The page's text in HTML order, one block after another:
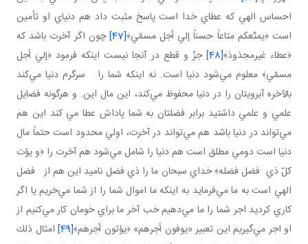
احساس الهي كه عطاي خدا است پاسخ مثبت داد هم دنياي او تأمين
است ﴿يمتّعكم متاعاً حسناً إلي أجل مسمّي﴾[47]
چون اگر آخرت باشد كه
﴿عطاء غيرمجذوذ﴾[48]
جزّ و قطع در آنجا نيست اينكه فرمود ﴿إلي أجل
مسمّي﴾ معلوم مي‌شود دنيا است. نه اينكه شما را سرگرم دنيا مي‌كند
بالآخره آبرويتان را در دنيا محفوظ مي‌كند، اين مال اين. و هرگونه فضايل
علمي و علمي داشتيد برابر فضلتان به شما پاداش عطا مي‌ كند اين هم
مي‌تواند در دنيا باشد هم مي‌تواند در آخرت، اولي محدود است حتماً مال
دنيا است دومي مطلق است هم دنيا را شامل مي‌شود هم آخرت را ﴿و يؤت
كلّ ذي فضل فضله﴾ خداي سبحان ما را ذي فضل ناميد اين هم از فضل
الهي است به ما مي‌فرمايد به اينكه ما اموال شما را از شما مي‌خريم يا اگر
كاري كرديد اجر شما را ما مي‌دهيم خب آخر ما براي خومان كار مي‌كنيم از
او اجر مي‌گيريم اين تعبير «يوفون أجرهم» ﴿يؤتون أجرهم﴾[49]
امثال ذلك